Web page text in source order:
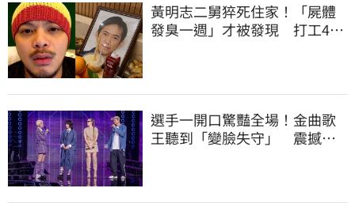
黃明志二舅猝死住家！「屍體
發臭一週」才被發現 打工40
選手一開口驚豔全場！金曲歌
王聽到「變臉失守」 震撼畫